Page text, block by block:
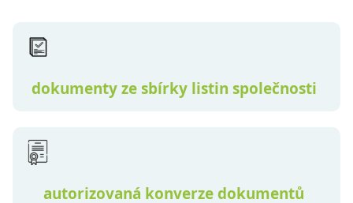
dokumenty ze sbírky listin společnosti
autorizovaná konverze dokumentů